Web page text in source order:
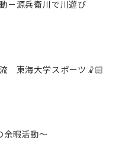
－源兵衛川で川遊び
流 東海大学スポーツ🤾🏻
余暇活動～